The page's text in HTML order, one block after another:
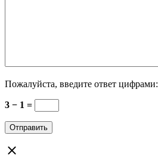
Пожалуйста, введите ответ цифрами:
3 − 1 =